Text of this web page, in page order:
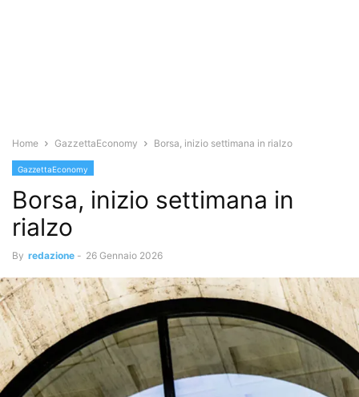
Home GazzettaEconomy Borsa, inizio settimana in rialzo
GazzettaEconomy
Borsa, inizio settimana in
rialzo
By redazione - 26 Gennaio 2026